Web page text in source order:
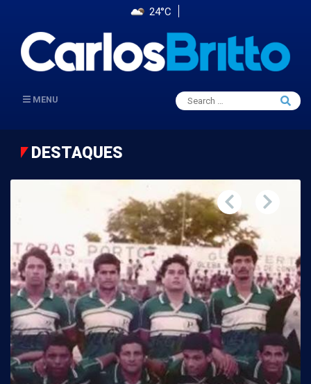
24°C
MENU
Search
for:
Search
DESTAQUES